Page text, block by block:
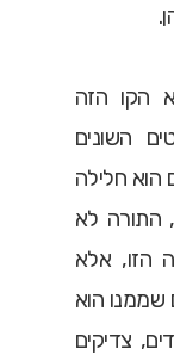
הקו הזה
השונים
הוא חלילה
התורה לא
הזו, אלא
שממנו הוא
צדיקים